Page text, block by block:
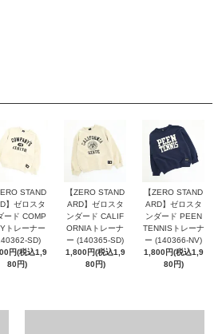
STAND
】ゼロスタ
ード COMP
トレーナー
SD)
円(税込1,9
80円)
【ZERO STAND
ARD】ゼロスタ
ンダード CALIF
ORNIAトレーナ
ー (140365-SD)
1,800円(税込1,9
80円)
【ZERO STAND
ARD】ゼロスタ
ンダード PEEN
TENNISトレーナ
ー (140366-NV)
1,800円(税込1,9
80円)